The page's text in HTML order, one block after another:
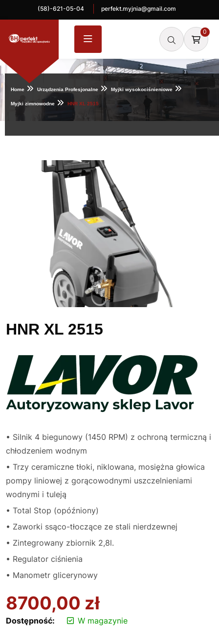
(58)-621-05-04 perfekt.myjnia@gmail.com
0
Home Urządzenia Profesjonalne Myjki wysokociśnieniowe
Myjki zimnowodne HNR XL 2515
HNR XL 2515
• Silnik 4 biegunowy (1450 RPM) z ochroną termiczną i
chłodzeniem wodnym
• Trzy ceramiczne tłoki, niklowana, mosiężna głowica
pompy liniowej z gorącowodnymi uszczelnieniami
wodnymi i tuleją
• Total Stop (opóźniony)
• Zaworki ssąco-tłoczące ze stali nierdzewnej
• Zintegrowany zbiornik 2,8l.
• Regulator ciśnienia
• Manometr glicerynowy
8700,00 zł
Dostępność: W magazynie